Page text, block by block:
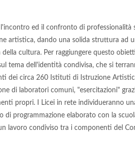
ed il confronto di
artistica, dando una solida struttura ad
cultura. Per raggiungere questo
tema dell'identità condivisa, che si
dei circa 260 Istituti di Istruzione
di laboratori comuni, "esercitazioni"
propri. I Licei in rete individueranno
programmazione elaborato con la
lavoro condiviso tra i componenti del